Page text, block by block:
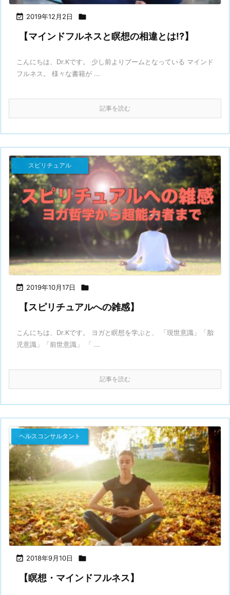
 2019年12月2日 
【マインドフルネスと瞑想の相違とは!?】
こんにちは、Dr.Kです。 少し前よりブームとなっている マインド
フルネス。 様々な書籍が ...
記事を読む
 2019年10月17日 
スピリチュアル
【スピリチュアルへの雑感】
こんにちは、Dr.Kです。 ヨガと瞑想を学ぶと、 「現世意識」「胎
児意識」「前世意識」 「 ...
記事を読む
 2018年9月10日 
ヘルスコンサルタント
【瞑想・マインドフルネス】